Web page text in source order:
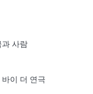
사람
이 더 연극